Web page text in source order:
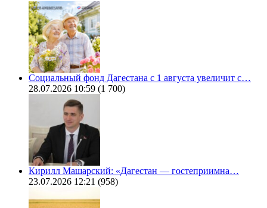
Социальный фонд Дагестана с 1 августа увеличит с…
28.07.2026 10:59 (1 700)
Кирилл Машарский: «Дагестан — гостеприимна…
23.07.2026 12:21 (958)